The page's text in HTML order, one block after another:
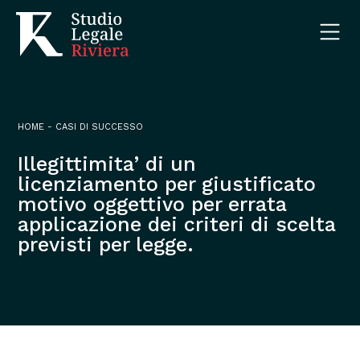
HOME - CASI DI SUCCESSO
Illegittimita’ di un
licenziamento per giustificato
motivo oggettivo per errata
applicazione dei criteri di scelta
previsti per legge.